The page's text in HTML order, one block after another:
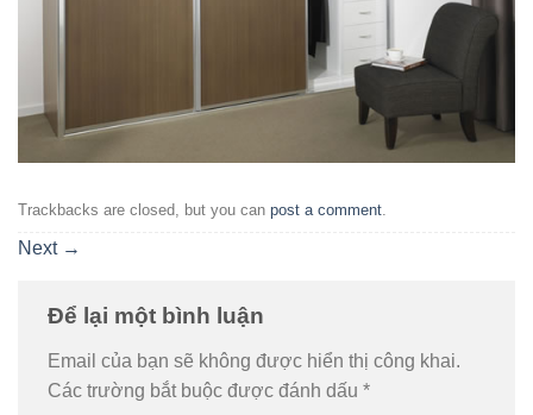
Trackbacks are closed, but you can post a comment.
Next →
Để lại một bình luận
Email của bạn sẽ không được hiển thị công khai.
Các trường bắt buộc được đánh dấu *